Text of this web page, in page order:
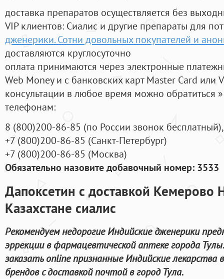
доставка препаратов осуществляется без
VIP клиентов: Сиалис и другие препараты для
дженерики. Сотни довольных покупателей и
доставляются круглосуточно
оплата принимаются через электронные
Web Money и с банковских карт Master Card или
консультации в любое время можно обратиться
телефонам:
8 (800)200-86-85 (по России звонок бесплатный),
+7 (800)200-86-85 (Санкт-Петербург)
+7 (800)200-86-85 (Москва)
Обязательно назовите добавочный номер: 3533
Дапоксетин с доставкой Кемерово
Казахстане сиалис
Рекомендуем недорогие Индийские дженерики
эррекции в фармацевтической аптеке города
заказать online признанные Индийские лекарства
брендов с доставкой почтой в город Тула.